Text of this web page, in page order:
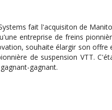
fait l'acquisiton de
entreprise de freins
souhaite élargir son offre
de suspension VTT.
gagnant.